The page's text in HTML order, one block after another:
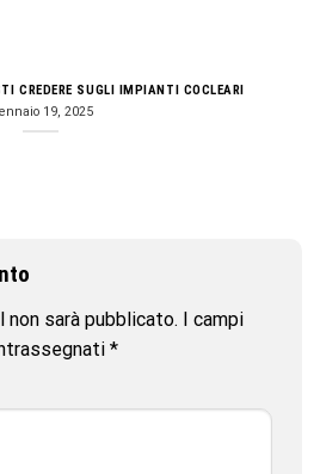
CREDERE SUGLI IMPIANTI COCLEARI
19, 2025
sarà pubblicato. I campi
*